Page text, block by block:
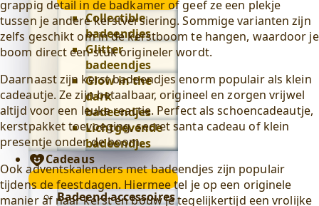
Speciale
eendjes
submenu
Collectible
badeendjes
Glitter
badeendjes
Glow in the
dark
badeendjes
Lichtgevende
badeendjes
Cadeaus
Cadeaus
submenu
Badeend accessoires
grappig detail in de badkamer of geef ze een plekje
tussen je andere kerstversiering. Sommige varianten zijn
zelfs geschikt om in de kerstboom te hangen, waardoor je
boom direct een stuk origineler wordt.
Daarnaast zijn kerst badeendjes enorm populair als klein
cadeautje. Ze zijn betaalbaar, origineel en zorgen vrijwel
altijd voor een leuke reactie. Perfect als schoencadeautje,
kerstpakket toevoeging, secret santa cadeau of klein
presentje onder de boom.
Ook adventskalenders met badeendjes zijn populair
tijdens de feestdagen. Hiermee tel je op een originele
manier af naar kerst en bouw je tegelijkertijd een vrolijke